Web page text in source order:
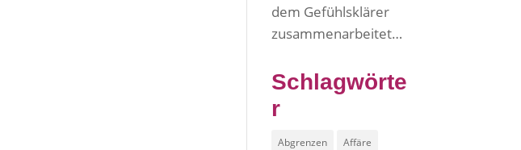
dem Gefühlsklärer
zusammenarbeitet…
Schlagwörte
r
Abgrenzen Affäre